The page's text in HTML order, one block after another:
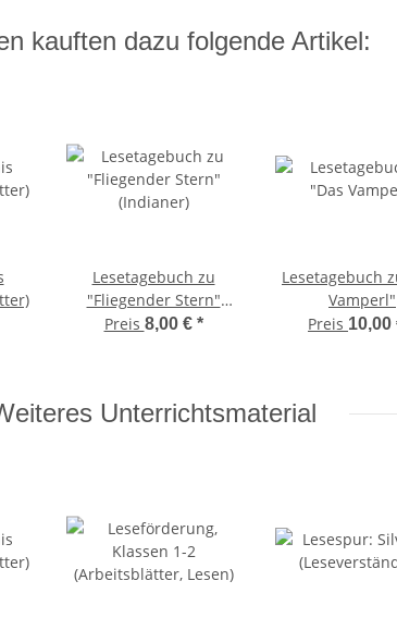
kauften dazu folgende Artikel:
Lesetagebuch zu
"Fliegender Stern"
(Indianer)
Preis 8,00 € *
Lesetagebuch
Vamperl"
Preis
Unterrichtsmaterial